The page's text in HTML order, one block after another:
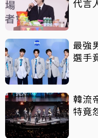
代言
最強
選手
韓流
特竟